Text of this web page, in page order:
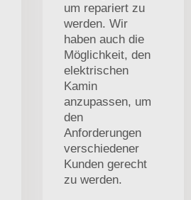
um repariert zu
werden. Wir
haben auch die
Möglichkeit, den
elektrischen
Kamin
anzupassen, um
den
Anforderungen
verschiedener
Kunden gerecht
zu werden.